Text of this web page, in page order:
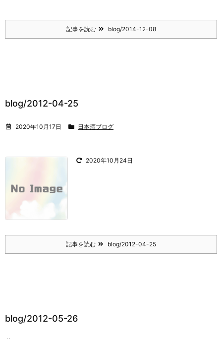
記事を読む blog/2014-12-08
blog/2012-04-25
2020年10月17日 日本酒ブログ
2020年10月24日
記事を読む blog/2012-04-25
blog/2012-05-26